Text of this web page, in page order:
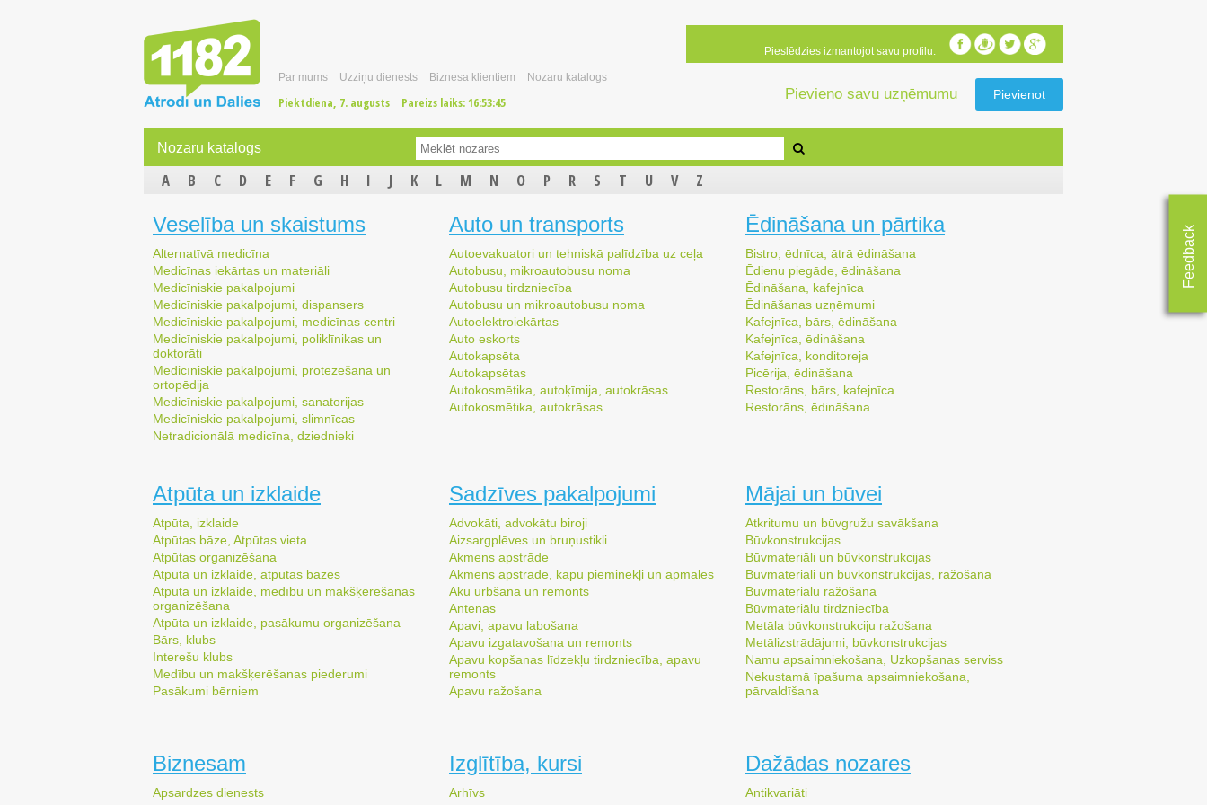
Par mums Uzziņu dienests Biznesa klientiem Nozaru katalogs
Piektdiena, 7. augusts Pareizs laiks: 16:53:45
Pieslēdzies izmantojot savu profilu:
Pievieno savu uzņēmumu Pievienot
Feedback
Nozaru katalogs
A B C D E F G H I J K L M N O P R S T U V Z
Veselība un skaistums
Alternatīvā medicīna
Medicīnas iekārtas un materiāli
Medicīniskie pakalpojumi
Medicīniskie pakalpojumi, dispansers
Medicīniskie pakalpojumi, medicīnas centri
Medicīniskie pakalpojumi, poliklīnikas un
doktorāti
Medicīniskie pakalpojumi, protezēšana un
ortopēdija
Medicīniskie pakalpojumi, sanatorijas
Medicīniskie pakalpojumi, slimnīcas
Netradicionālā medicīna, dziednieki
Auto un transports
Autoevakuatori un tehniskā palīdzība uz ceļa
Autobusu, mikroautobusu noma
Autobusu tirdzniecība
Autobusu un mikroautobusu noma
Autoelektroiekārtas
Auto eskorts
Autokapsēta
Autokapsētas
Autokosmētika, autoķīmija, autokrāsas
Autokosmētika, autokrāsas
Ēdināšana un pārtika
Bistro, ēdnīca, ātrā ēdināšana
Ēdienu piegāde, ēdināšana
Ēdināšana, kafejnīca
Ēdināšanas uzņēmumi
Kafejnīca, bārs, ēdināšana
Kafejnīca, ēdināšana
Kafejnīca, konditoreja
Picērija, ēdināšana
Restorāns, bārs, kafejnīca
Restorāns, ēdināšana
Atpūta un izklaide
Atpūta, izklaide
Atpūtas bāze, Atpūtas vieta
Atpūtas organizēšana
Atpūta un izklaide, atpūtas bāzes
Atpūta un izklaide, medību un makšķerēšanas
organizēšana
Atpūta un izklaide, pasākumu organizēšana
Bārs, klubs
Interešu klubs
Medību un makšķerēšanas piederumi
Pasākumi bērniem
Sadzīves pakalpojumi
Advokāti, advokātu biroji
Aizsargplēves un bruņustikli
Akmens apstrāde
Akmens apstrāde, kapu pieminekļi un apmales
Aku urbšana un remonts
Antenas
Apavi, apavu labošana
Apavu izgatavošana un remonts
Apavu kopšanas līdzekļu tirdzniecība, apavu
remonts
Apavu ražošana
Mājai un būvei
Atkritumu un būvgružu savākšana
Būvkonstrukcijas
Būvmateriāli un būvkonstrukcijas
Būvmateriāli un būvkonstrukcijas, ražošana
Būvmateriālu ražošana
Būvmateriālu tirdzniecība
Metāla būvkonstrukciju ražošana
Metālizstrādājumi, būvkonstrukcijas
Namu apsaimniekošana, Uzkopšanas serviss
Nekustamā īpašuma apsaimniekošana,
pārvaldīšana
Biznesam
Apsardzes dienests
Izglītība, kursi
Arhīvs
Dažādas nozares
Antikvariāti